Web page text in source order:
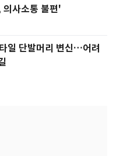
의사소통 불편'
일 단발머리 변신…어려